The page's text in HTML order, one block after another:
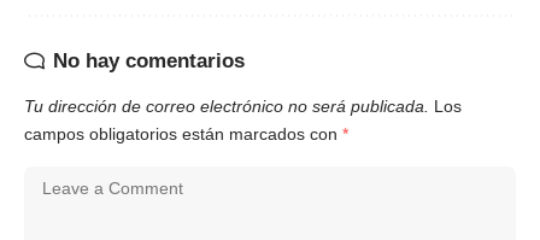
No hay comentarios
Tu dirección de correo electrónico no será publicada.
Los
campos obligatorios están marcados con *